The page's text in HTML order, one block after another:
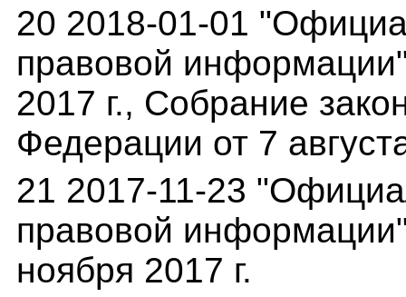
20 2018-01-01
правовой
2017 г., Собрание
Федерации от 7
21 2017-11-23
правовой
ноября 2017 г.